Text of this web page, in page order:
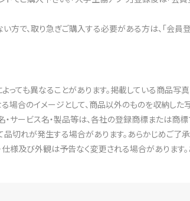
で、取り急ぎご購入する必要がある方は、「会員
っても異なることがあります。掲載している商品写
合のイメージとして、商品以外のものを収納した
サービス名・製品等は、各社の登録商標または商標
切れが発生する場合があります。あらかじめご了承
様及び外観は予告なく変更される場合があります。